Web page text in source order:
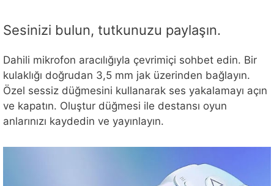
Sesinizi bulun, tutkunuzu paylaşın.
Dahili mikrofon aracılığıyla çevrimiçi sohbet edin. Bir
kulaklığı doğrudan 3,5 mm jak üzerinden bağlayın.
Özel sessiz düğmesini kullanarak ses yakalamayı açın
ve kapatın. Oluştur düğmesi ile destansı oyun
anlarınızı kaydedin ve yayınlayın.